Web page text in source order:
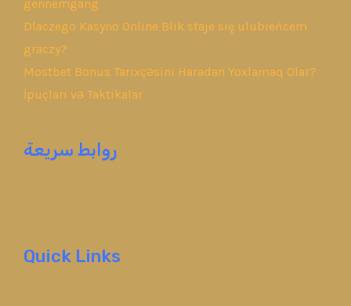
gennemgang
Dlaczego Kasyno Online Blik staje się ulubieńcem
graczy?
Mostbet Bonus Tarixçəsini Haradan Yoxlamaq Olar?
İpuçları və Taktikalar
روابط سريعة
Quick Links